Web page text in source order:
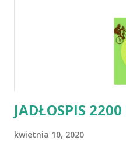
JADŁOSPIS
kwietnia 10, 2020